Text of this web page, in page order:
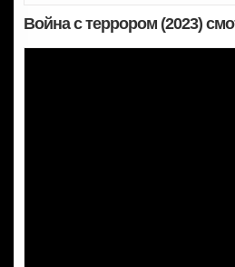
Война с террором (2023)